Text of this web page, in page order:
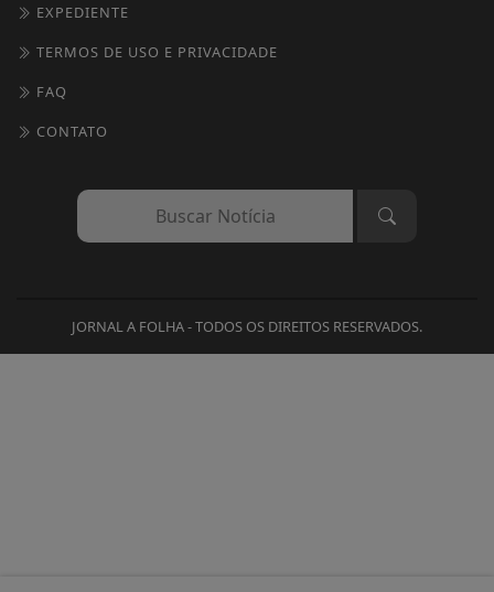
EXPEDIENTE
TERMOS DE USO E PRIVACIDADE
FAQ
CONTATO
JORNAL A FOLHA - TODOS OS DIREITOS RESERVADOS.